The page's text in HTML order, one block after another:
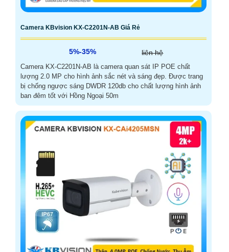
Camera KBvision KX-C2201N-AB Giá Rẻ
5%-35% liên hệ
Camera KX-C2201N-AB là camera quan sát IP POE chất
lượng 2.0 MP cho hình ảnh sắc nét và sáng đẹp. Được trang
bị chống ngược sáng DWDR 120db cho chất lượng hình ảnh
ban đêm tốt với Hồng Ngoại 50m